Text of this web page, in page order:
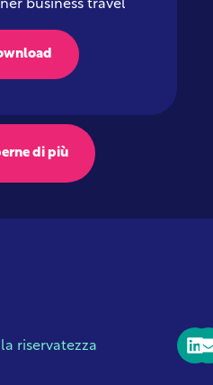
business travel
di più
riservatezza